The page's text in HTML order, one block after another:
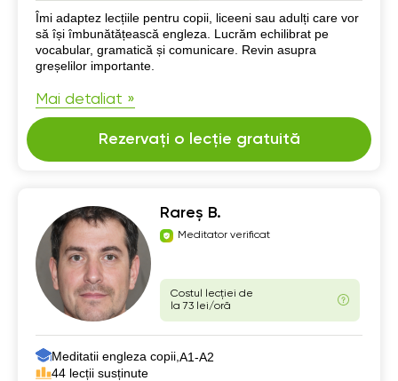
Despre mine
Îmi adaptez lecțiile pentru copii, liceeni sau adulți care vor
să își îmbunătățească engleza. Lucrăm echilibrat pe
vocabular, gramatică și comunicare. Revin asupra
greșelilor importante.
Mai detaliat »
Rezervați o lecție gratuită
Rareș B.
Meditator verificat
Costul lecției de
la 73 lei/oră
Meditatii engleza copii, А1-А2
44 lecții susținute